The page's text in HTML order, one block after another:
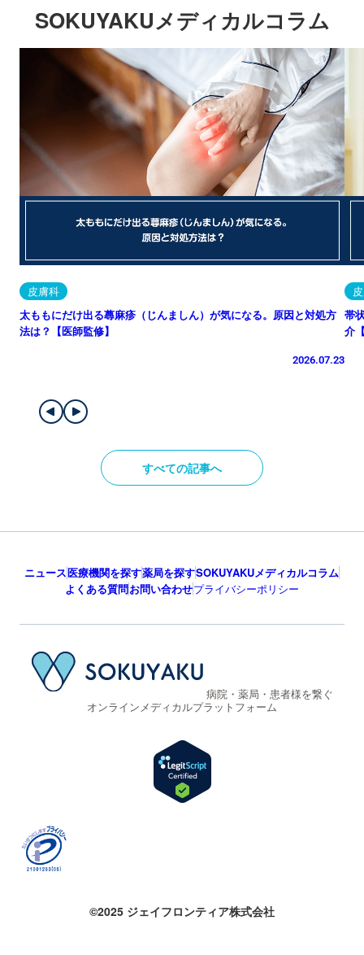
SOKUYAKUメディカルコラム
皮膚科
太ももにだけ出る蕁麻疹（じんましん）が気になる。原因と対処方
法は？【医師監修】
2026.07.23
帯
介
すべての記事へ
ニュース医療機関を探す薬局を探すSOKUYAKUメディカルコラム
よくある質問お問い合わせプライバシーポリシー
病院・薬局・患者様を繋ぐ
オンラインメディカルプラットフォーム
©2025 ジェイフロンティア株式会社